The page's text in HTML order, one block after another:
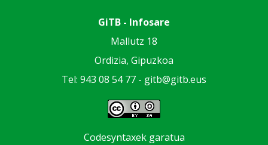
GiTB - Infosare
Mallutz 18
Ordizia, Gipuzkoa
Tel: 943 08 54 77 - gitb@gitb.eus
Codesyntaxek garatua